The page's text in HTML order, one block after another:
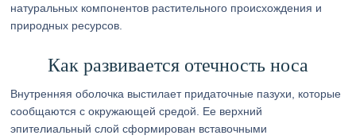
натуральных компонентов растительного происхождения и
природных ресурсов.
Как развивается отечность носа
Внутренняя оболочка выстилает придаточные пазухи, которые
сообщаются с окружающей средой. Ее верхний
эпителиальный слой сформирован вставочными